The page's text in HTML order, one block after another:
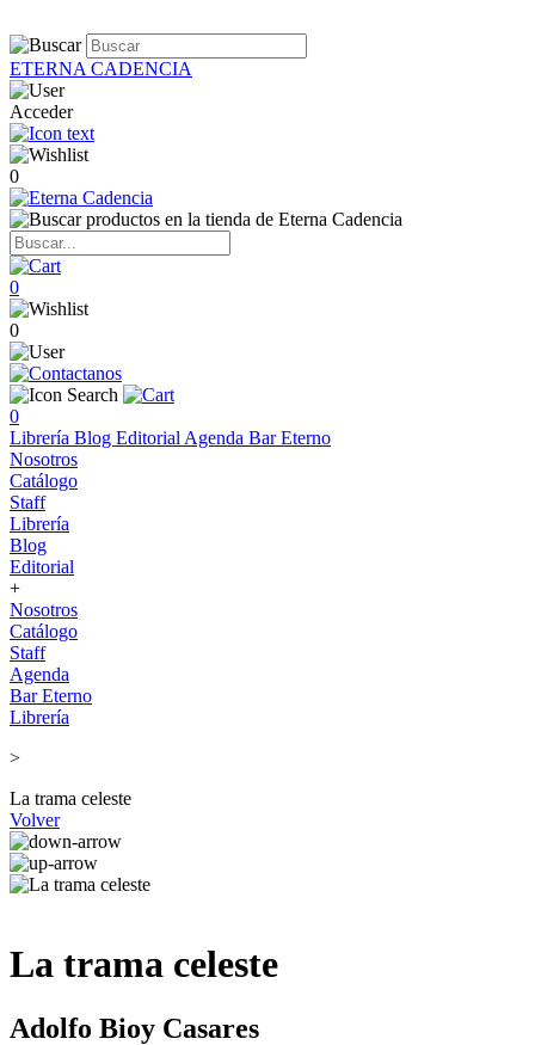
ETERNA CADENCIA
Acceder
0
0
0
0
Librería Blog Editorial Agenda Bar Eterno
Nosotros
Catálogo
Staff
Librería
Blog
Editorial
+
Nosotros
Catálogo
Staff
Agenda
Bar Eterno
Librería
>
La trama celeste
Volver
La trama celeste
Adolfo Bioy Casares